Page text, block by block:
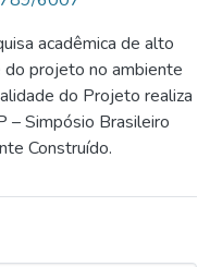
acadêmica de alto
projeto no ambiente
do Projeto realiza
– Simpósio Brasileiro
Construído.